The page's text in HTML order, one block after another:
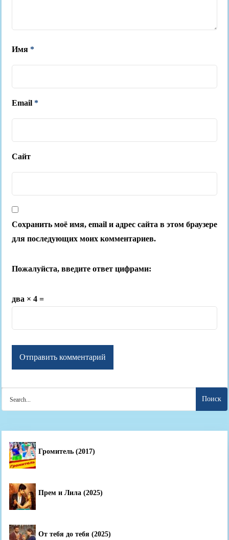
Имя *
Email *
Сайт
Сохранить моё имя, email и адрес сайта в этом браузере
для последующих моих комментариев.
Пожалуйста, введите ответ цифрами:
два × 4 =
for:
Громитель (2017)
Прем и Лила (2025)
От тебя до тебя (2025)